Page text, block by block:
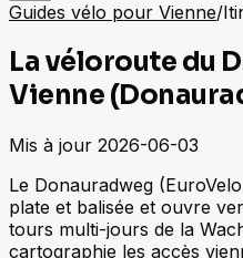
Guides vélo pour Vienne/
La véloroute du
Vienne
Mis à jour 2026-06-03
Le Donauradweg
plate et balisée et ouvre
tours multi-jours de la
cartographie les accès